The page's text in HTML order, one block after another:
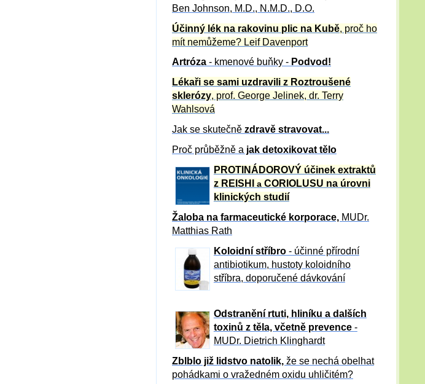
Ben Johnson, M.D., N.M.D., D.O.
Účinný lék na rakovinu plic na Kubě, proč ho
mít nemůžeme? Leif Davenport
Artróza - kmenové buňky - Podvod!
Lékaři se sami uzdravili z Roztroušené
sklerózy, prof. George Jelinek, dr. Terry
Wahlsová
Jak se skutečně zdravě stravovat...
Proč průběžně a jak detoxikovat tělo
PROTINÁDOROVÝ účinek extraktů
z REISHI a CORIOLUSU na úrovni
klinických studií
Žaloba na farmaceutické korporace, MUDr.
Matthias Rath
Koloidní stříbro- účinné přírodní
antibiotikum, hustoty koloidního
stříbra, doporučené dávkování
Odstranění rtuti, hliníku a dalších
toxinů z těla, včetně prevence -
MUDr. Dietrich Klinghardt
Zblblo již lidstvo natolik, že se nechá obelhat
pohádkami o vražedném oxidu uhličitém?